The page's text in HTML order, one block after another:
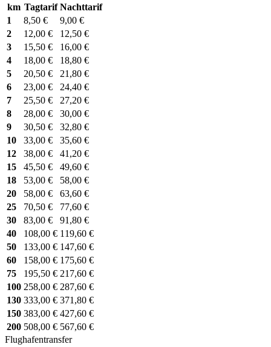
km Tagtarif Nachttarif
1
8,50 €
9,00 €
2
12,00 €
12,50 €
3
15,50 €
16,00 €
4
18,00 €
18,80 €
5
20,50 €
21,80 €
6
23,00 €
24,40 €
7
25,50 €
27,20 €
8
28,00 €
30,00 €
9
30,50 €
32,80 €
10
33,00 €
35,60 €
12
38,00 €
41,20 €
15
45,50 €
49,60 €
18
53,00 €
58,00 €
20
58,00 €
63,60 €
25
70,50 €
77,60 €
30
83,00 €
91,80 €
40
108,00 € 119,60 €
50
133,00 € 147,60 €
60
158,00 € 175,60 €
75
195,50 € 217,60 €
100 258,00 € 287,60 €
130 333,00 € 371,80 €
150 383,00 € 427,60 €
200 508,00 € 567,60 €
Flughafentransfer